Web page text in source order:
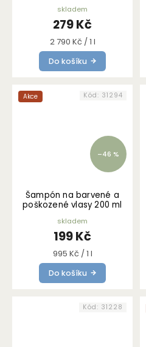
skladem
279 Kč
Měrná
cena:
2 790 Kč / 1 l
Do košíku
Akce
–46 %
Šampón na barvené a
poškozené vlasy 200 ml
skladem
199 Kč
Měrná
cena:
995 Kč / 1 l
Do košíku
Kód: 31294
Kód: 31228